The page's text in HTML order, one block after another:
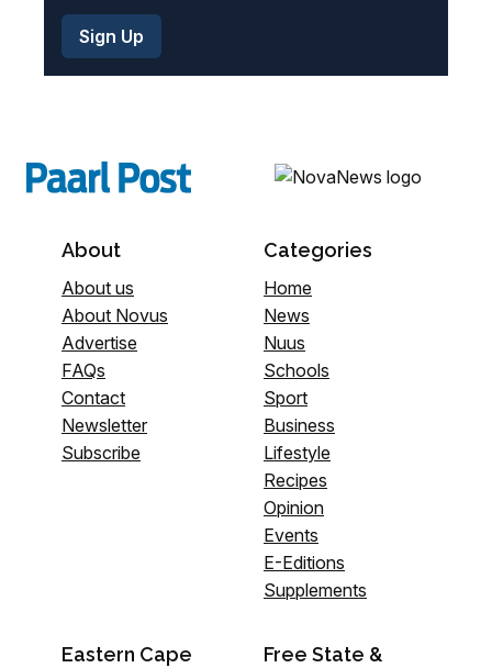
About
About us
About Novus
Advertise
FAQs
Contact
Newsletter
Subscribe
Categories
Home
News
Nuus
Schools
Sport
Business
Lifestyle
Recipes
Opinion
Events
E-Editions
Supplements
Eastern Cape
Free State &